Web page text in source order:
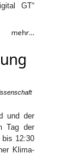
GT“
mehr...
und der
Tag der
12:30
Klima-